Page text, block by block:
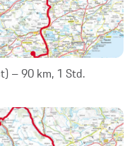
– 90 km, 1 Std.